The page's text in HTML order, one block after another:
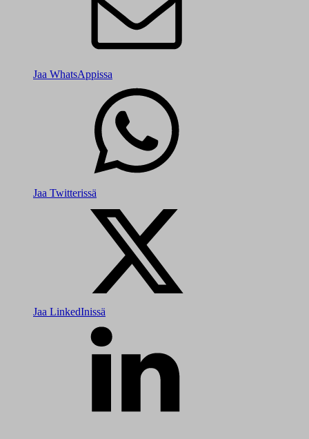
Jaa WhatsAppissa
Jaa Twitterissä
Jaa LinkedInissä